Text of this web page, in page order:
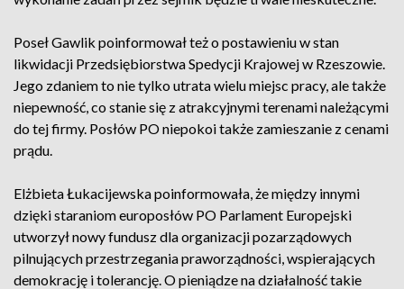
Poseł Gawlik poinformował też o postawieniu w stan
likwidacji Przedsiębiorstwa Spedycji Krajowej w Rzeszowie.
Jego zdaniem to nie tylko utrata wielu miejsc pracy, ale także
niepewność, co stanie się z atrakcyjnymi terenami należącymi
do tej firmy. Posłów PO niepokoi także zamieszanie z cenami
prądu.
Elżbieta Łukacijewska poinformowała, że między innymi
dzięki staraniom europosłów PO Parlament Europejski
utworzył nowy fundusz dla organizacji pozarządowych
pilnujących przestrzegania praworządności, wspierających
demokrację i tolerancję. O pieniądze na działalność takie